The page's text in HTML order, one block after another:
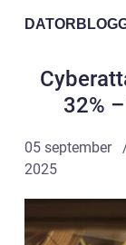
32%
05 september
2025